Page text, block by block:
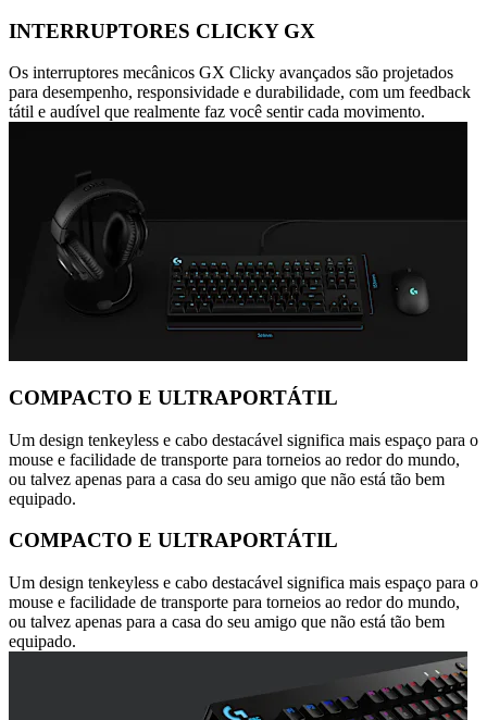
INTERRUPTORES CLICKY GX
Os interruptores mecânicos GX Clicky avançados são projetados
para desempenho, responsividade e durabilidade, com um feedback
tátil e audível que realmente faz você sentir cada movimento.
COMPACTO E ULTRAPORTÁTIL
Um design tenkeyless e cabo destacável significa mais espaço para o
mouse e facilidade de transporte para torneios ao redor do mundo,
ou talvez apenas para a casa do seu amigo que não está tão bem
equipado.
COMPACTO E ULTRAPORTÁTIL
Um design tenkeyless e cabo destacável significa mais espaço para o
mouse e facilidade de transporte para torneios ao redor do mundo,
ou talvez apenas para a casa do seu amigo que não está tão bem
equipado.